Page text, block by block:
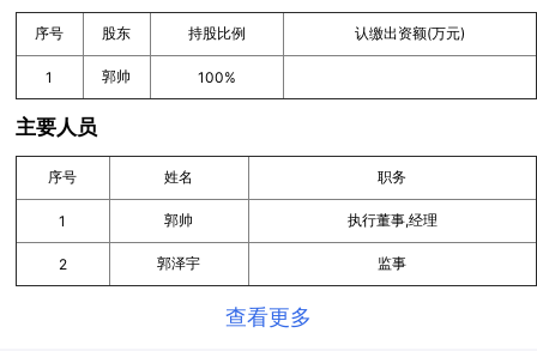
序号 股东 持股比例 认缴出资额(万元)
1 郭帅 100%
主要人员
序号 姓名 职务
1 郭帅 执行董事,经理
2 郭泽宇 监事
查看更多